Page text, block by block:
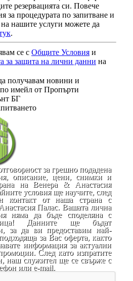
резервацията си. Повече
за процедурата по запитване и
нашите услуги можете да
.
се с Общите Условия и
за защита на лични данни на
получавам новини и
имейл от Пропърти
БГ
за грешно подадена
описание, цени, снимки и
на Венера & Анастасия
условия ще научите, след
контакт от наша страна с
Палас. Вашата лична
няма да бъде споделяна с
Данните ще бъдат
за да ви предоставим най-
за Вас оферта, както
информация за актуални
След като изпратите
наш служител ще се свърже с
или e-mail.